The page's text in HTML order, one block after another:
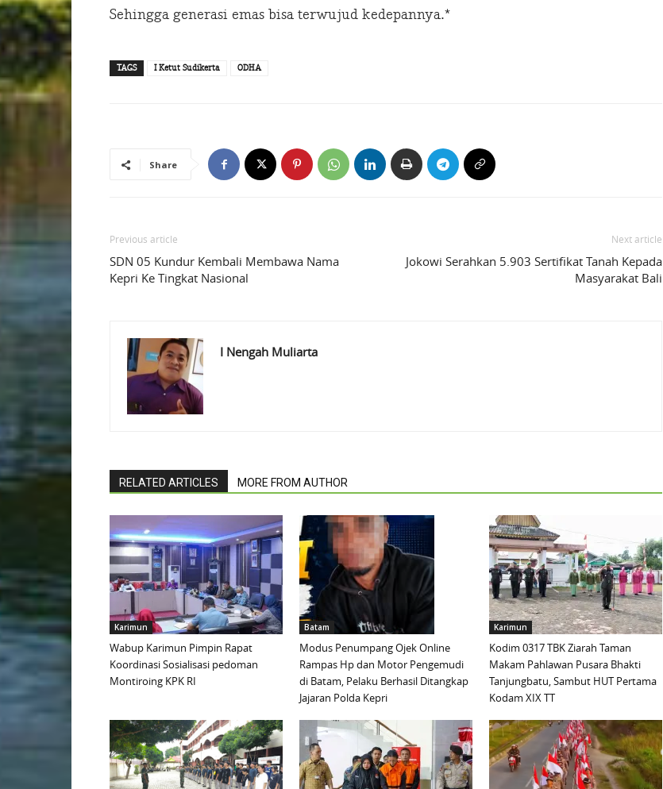
Sehingga generasi emas bisa terwujud kedepannya.*
TAGS I Ketut Sudikerta ODHA
Share
Previous article
SDN 05 Kundur Kembali Membawa Nama
Kepri Ke Tingkat Nasional
Next article
Jokowi Serahkan 5.903 Sertifikat Tanah Kepada
Masyarakat Bali
I Nengah Muliarta
RELATED ARTICLES MORE FROM AUTHOR
Karimun
Wabup Karimun Pimpin Rapat
Koordinasi Sosialisasi pedoman
Montiroing KPK RI
Batam
Modus Penumpang Ojek Online
Rampas Hp dan Motor Pengemudi
di Batam, Pelaku Berhasil Ditangkap
Jajaran Polda Kepri
Karimun
Kodim 0317 TBK Ziarah Taman
Makam Pahlawan Pusara Bhakti
Tanjungbatu, Sambut HUT Pertama
Kodam XIX TT